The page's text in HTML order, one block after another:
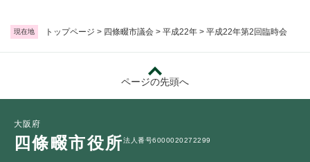
現在地 トップページ > 四條畷市議会 > 平成22年 > 平成22年第2回臨時会
ページの先頭へ
大阪府
四條畷市役所法人番号6000020272299